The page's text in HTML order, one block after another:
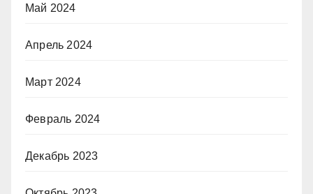
Май 2024
Апрель 2024
Март 2024
Февраль 2024
Декабрь 2023